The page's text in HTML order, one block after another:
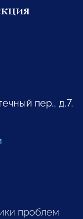
пер., д.7.
проблем